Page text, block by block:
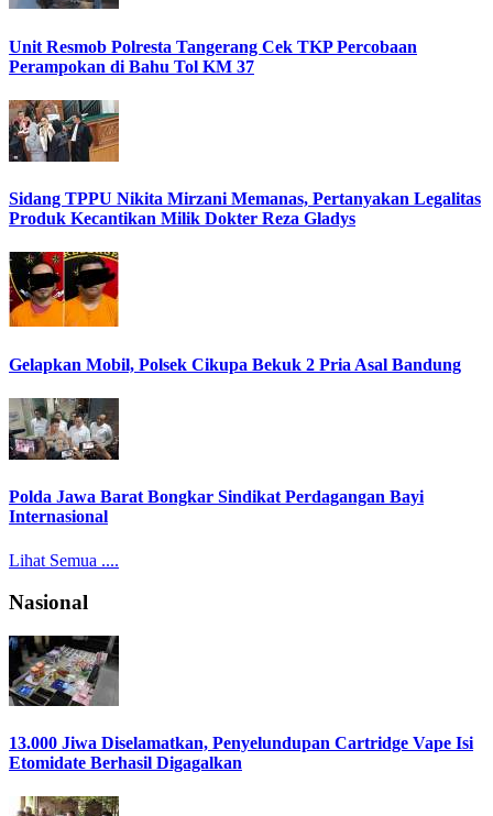
Unit Resmob Polresta Tangerang Cek TKP Percobaan
Perampokan di Bahu Tol KM 37
Sidang TPPU Nikita Mirzani Memanas, Pertanyakan Legalitas
Produk Kecantikan Milik Dokter Reza Gladys
Gelapkan Mobil, Polsek Cikupa Bekuk 2 Pria Asal Bandung
Polda Jawa Barat Bongkar Sindikat Perdagangan Bayi
Internasional
Lihat Semua ....
Nasional
13.000 Jiwa Diselamatkan, Penyelundupan Cartridge Vape Isi
Etomidate Berhasil Digagalkan